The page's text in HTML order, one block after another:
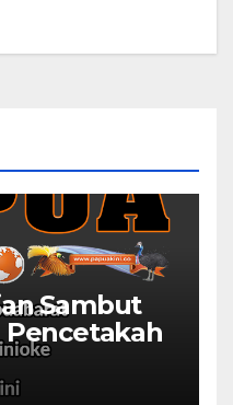
Sambut
Pencetakah
di Papua